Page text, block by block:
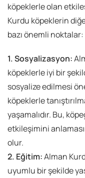
köpeklerle olan
Kurdu köpeklerin
bazı önemli noktalar:
1. Sosyalizasyon:
köpeklerle iyi bir
sosyalize edilmesi
köpeklerle
yaşamalıdır. Bu,
etkileşimini
olur.
2. Eğitim:Alman
uyumlu bir şekilde